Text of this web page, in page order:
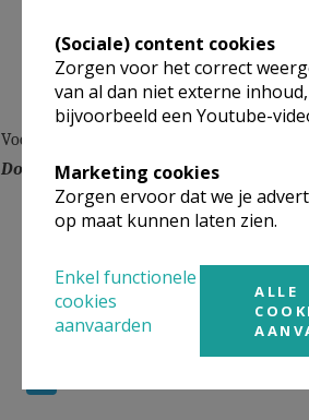
Peter Van der Bauwhede,
Evergem
Voor de kerkraad van de kerkfabriek,
St.-
Doornzele
Géry Heungens, August
Luc De Pauw, Doornzele Dries
(Sociale) content cookies
Zorgen voor het correct
van al dan niet externe inhoud,
bijvoorbeeld een Youtube-
Marketing cookies
Zorgen ervoor dat we je
op maat kunnen laten zien.
Enkel functionele
cookies
aanvaarden
ALLE